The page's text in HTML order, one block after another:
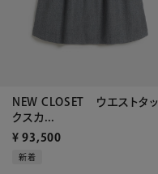
NEW CLOSET ウエストタッ
クスカ...
¥ 93,500
新着